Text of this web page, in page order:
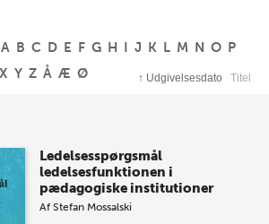
A B C D E F G H I J K L M N O P
X Y Z Å Æ Ø ↑ Udgivelsesdato Titel
Ledelsesspørgsmål
ledelsesfunktionen i
pædagogiske institutioner
AfStefan Mossalski